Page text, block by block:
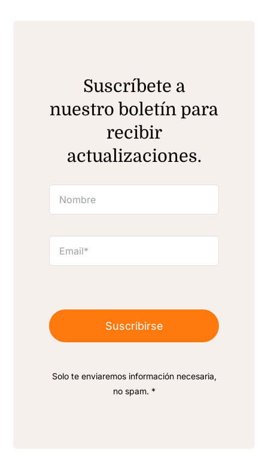
Suscríbete a
nuestro boletín para
recibir
actualizaciones.
Suscribirse
Solo te enviaremos información necesaria,
no spam. *